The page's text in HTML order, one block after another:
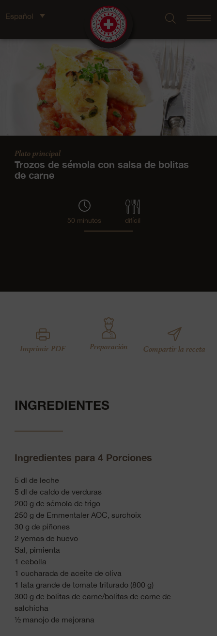
Español
Plato principal
Trozos de sémola con salsa de bolitas
de carne
50 minutos difícil
Imprimir PDF Preparación Compartir la receta
INGREDIENTES
Ingredientes para 4 Porciones
5 dl de leche
5 dl de caldo de verduras
200 g de sémola de trigo
250 g de Emmentaler AOC, surchoix
30 g de piñones
2 yemas de huevo
Sal, pimienta
1 cebolla
1 cucharada de aceite de oliva
1 lata grande de tomate triturado (800 g)
300 g de bolitas de carne/bolitas de carne de
salchicha
½ manojo de mejorana